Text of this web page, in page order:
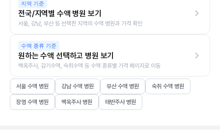
지역 기준
전국/지역별 수액 병원 보기
서울, 강남, 부산 등 선택한 지역의 수액 병원과 가격 확인
수액 종류 기준
원하는 수액 선택하고 병원 보기
백옥주사, 감기수액, 숙취수액 등 수액 종류별 가격 페이지로 이동
서울 수액 병원 강남 수액 병원 부산 수액 병원 숙취 수액 병원
장염 수액 병원 백옥주사 병원 태반주사 병원